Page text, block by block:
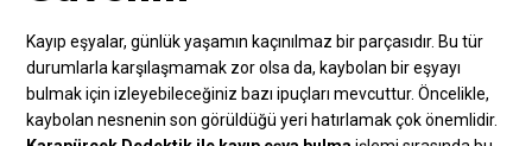
Kayıp eşyalar, günlük yaşamın kaçınılmaz bir parçasıdır. Bu tür
durumlarla karşılaşmamak zor olsa da, kaybolan bir eşyayı
bulmak için izleyebileceğiniz bazı ipuçları mevcuttur. Öncelikle,
kaybolan nesnenin son görüldüğü yeri hatırlamak çok önemlidir.